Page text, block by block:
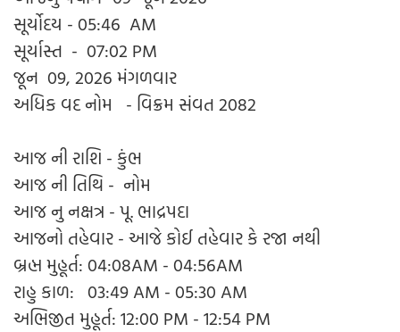
સૂર્યોદય - 05:46 AM
સૂર્યાસ્ત - 07:02 PM
જૂન 09, 2026 મંગળવાર
અધિક વદ નોમ - વિક્રમ સંવત 2082
આજ ની રાશિ - કુંભ
આજ ની તિથિ - નોમ
આજ નુ નક્ષત્ર - પૂ. ભાદ્રપદા
આજનો તહેવાર - આજે કોઈ તહેવાર કે રજા નથી
બ્રહ્મ મુહૂર્ત: 04:08AM - 04:56AM
રાહુ કાળ: 03:49 AM - 05:30 AM
અભિજીત મુહૂર્ત: 12:00 PM - 12:54 PM